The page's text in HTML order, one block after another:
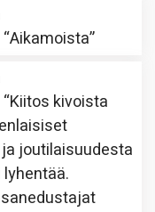
Aikamoista”
Kiitos kivoista
joutilaisuudesta